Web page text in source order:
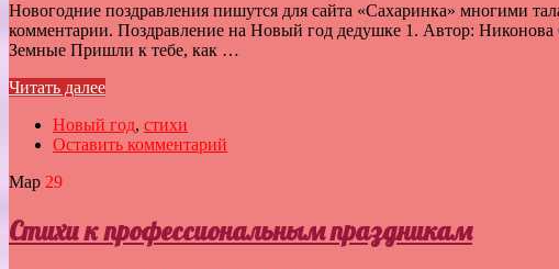
Новогодние поздравления пишутся для сайта «Сахаринка» многими
комментарии. Поздравление на Новый год дедушке 1. Автор: Никонова
Земные Пришли к тебе, как …
Читать далее
Новый год, стихи
Оставить комментарий
Мар 29
Стихи к профессиональным праздникам